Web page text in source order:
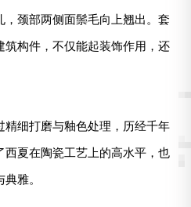
颈部两侧面鬃毛向上翘出。套
构件，不仅能起装饰作用，还
精细打磨与釉色处理，历经千年
夏在陶瓷工艺上的高水平，也
雅。